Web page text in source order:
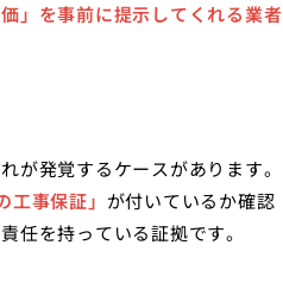
」を事前に提示してくれる業者
が発覚するケースがあります。
工事保証」 が付いているか確認
任を持っている証拠です。